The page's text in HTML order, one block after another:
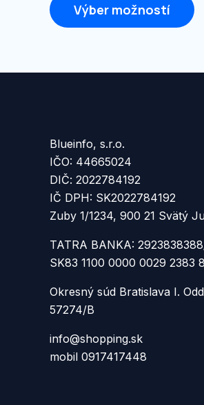
Výber možností
Blueinfo, s.r.o.
IČO: 44665024
DIČ: 2022784192
IČ DPH: SK2022784192
Zuby 1/1234, 900 21 Svätý
TATRA BANKA:
SK83 1100 0000 0029 2383
Okresný súd Bratislava I.
57274/B
info@shopping.sk
mobil 0917417448